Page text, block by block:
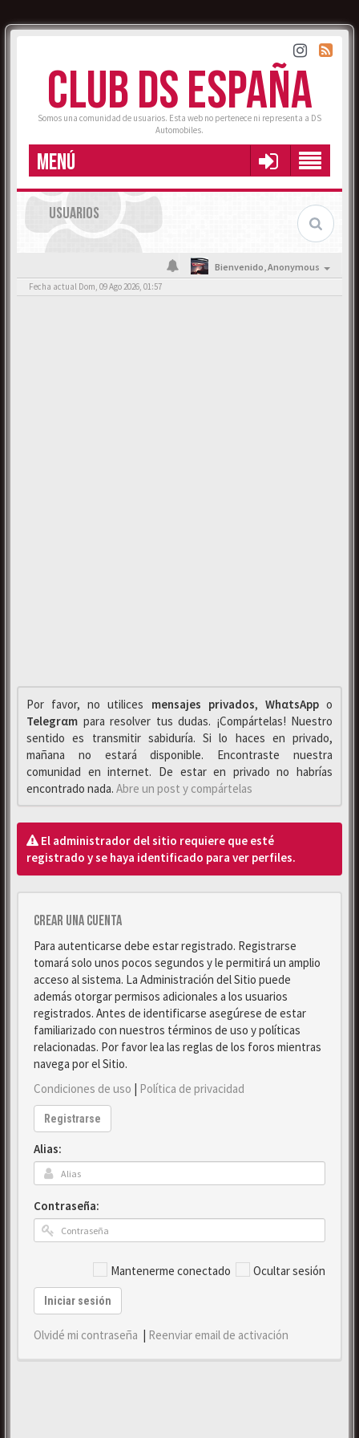
CLUB DS ESPAÑA
Somos una comunidad de usuarios. Esta web no pertenece ni representa a DS
Automobiles.
MENÚ
USUARIOS
Bienvenido,Anonymous
Fecha actual Dom, 09 Ago 2026, 01:57
Por favor, no utilices mensajes privados, WhαtsAppo
Telegrαm para resolver tus dudas. ¡Compártelas! Nuestro
sentido es transmitir sabiduría. Si lo haces en privado,
mañana no estará disponible. Encontraste nuestra
comunidad en internet. De estar en privado no habrías
encontrado nada. Abre un post y compártelas
El administrador del sitio requiere que esté
registrado y se haya identificado para ver perfiles.
Crear una cuenta
Para autenticarse debe estar registrado. Registrarse
tomará solo unos pocos segundos y le permitirá un amplio
acceso al sistema. La Administración del Sitio puede
además otorgar permisos adicionales a los usuarios
registrados. Antes de identificarse asegúrese de estar
familiarizado con nuestros términos de uso y políticas
relacionadas. Por favor lea las reglas de los foros mientras
navega por el Sitio.
Condiciones de uso | Política de privacidad
Registrarse
Alias:
Contraseña:
Mantenerme conectado Ocultar sesión
Iniciar sesión
Olvidé mi contraseña | Reenviar email de activación